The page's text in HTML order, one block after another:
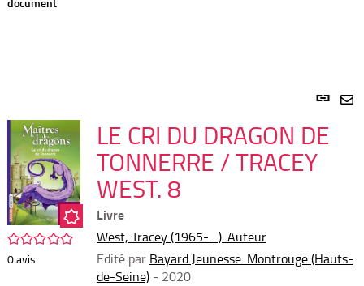
Lien
/5
0avis
LE CRI DU DRAGON DE
TONNERRE / TRACEY
WEST. 8
Livre
West, Tracey (1965-....). Auteur
Edité par Bayard Jeunesse. Montrouge (Hauts-
de-Seine) - 2020